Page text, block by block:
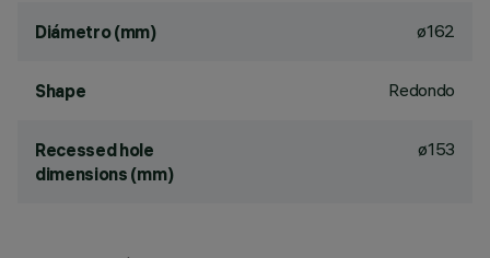
Diámetro (mm) ø162
Shape Redondo
Recessed hole
dimensions (mm)
ø153